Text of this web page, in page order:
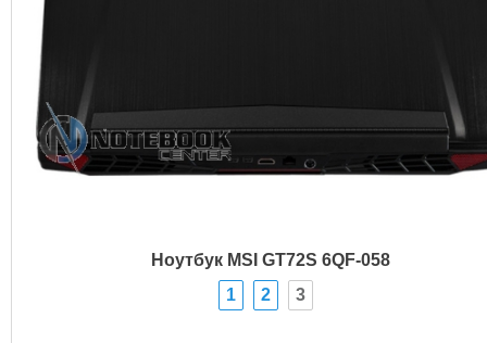
Ноутбук MSI GT72S 6QF-058
1
2 3